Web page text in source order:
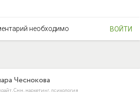
необходимо ВОЙТИ
Чеснокова